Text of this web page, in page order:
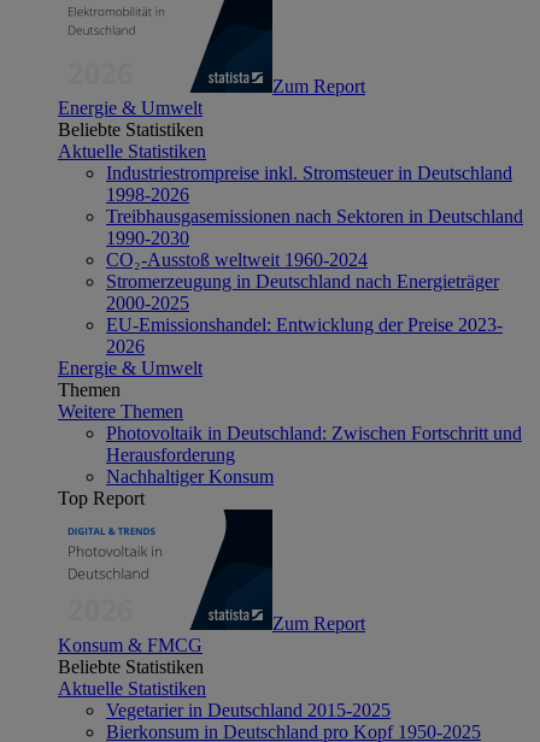
Zum Report
Energie & Umwelt
Beliebte Statistiken
Aktuelle Statistiken
Industriestrompreise inkl. Stromsteuer in Deutschland
1998-2026
Treibhausgasemissionen nach Sektoren in Deutschland
1990-2030
CO₂-Ausstoß weltweit 1960-2024
Stromerzeugung in Deutschland nach Energieträger
2000-2025
EU-Emissionshandel: Entwicklung der Preise 2023-
2026
Energie & Umwelt
Themen
Weitere Themen
Photovoltaik in Deutschland: Zwischen Fortschritt und
Herausforderung
Nachhaltiger Konsum
Top Report
Zum Report
Konsum & FMCG
Beliebte Statistiken
Aktuelle Statistiken
Vegetarier in Deutschland 2015-2025
Bierkonsum in Deutschland pro Kopf 1950-2025